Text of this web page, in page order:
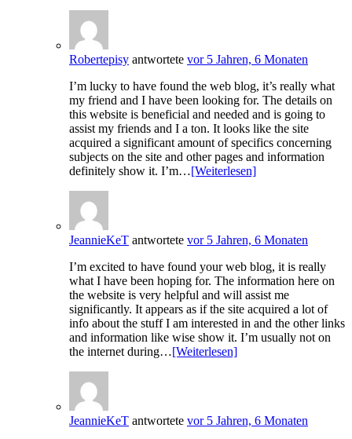
Robertepisy antwortete vor 5 Jahren, 6 Monaten
I’m lucky to have found the web blog, it’s really what
my friend and I have been looking for. The details on
this website is beneficial and needed and is going to
assist my friends and I a ton. It looks like the site
acquired a significant amount of specifics concerning
subjects on the site and other pages and information
definitely show it. I’m…[Weiterlesen]
JeannieKeT antwortete vor 5 Jahren, 6 Monaten
I’m excited to have found your web blog, it is really
what I have been hoping for. The information here on
the website is very helpful and will assist me
significantly. It appears as if the site acquired a lot of
info about the stuff I am interested in and the other links
and information like wise show it. I’m usually not on
the internet during…[Weiterlesen]
JeannieKeT antwortete vor 5 Jahren, 6 Monaten